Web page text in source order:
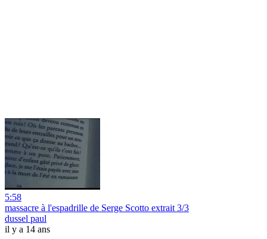
5:58
massacre à l'espadrille de Serge Scotto extrait 3/3
dussel paul
il y a 14 ans